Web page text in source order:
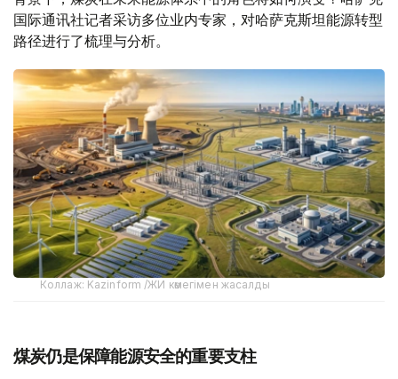
国际通讯社记者采访多位业内专家，对哈萨克斯坦能源转型
路径进行了梳理与分析。
Коллаж: Kazinform /ЖИ көмегімен жасалды
煤炭仍是保障能源安全的重要支柱